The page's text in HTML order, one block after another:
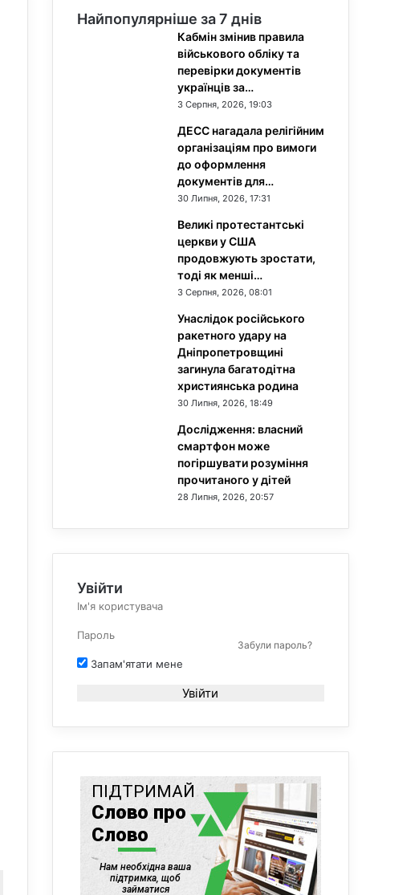
Найпопулярніше за 7 днів
Кабмін змінив правила
військового обліку та
перевірки документів
українців за…
3 Серпня, 2026, 19:03
ДЕСС нагадала релігійним
організаціям про вимоги
до оформлення
документів для…
30 Липня, 2026, 17:31
Великі протестантські
церкви у США
продовжують зростати,
тоді як менші…
3 Серпня, 2026, 08:01
Унаслідок російського
ракетного удару на
Дніпропетровщині
загинула багатодітна
християнська родина
30 Липня, 2026, 18:49
Дослідження: власний
смартфон може
погіршувати розуміння
прочитаного у дітей
28 Липня, 2026, 20:57
Увійти
Забули пароль?
Запам'ятати мене
Увійти